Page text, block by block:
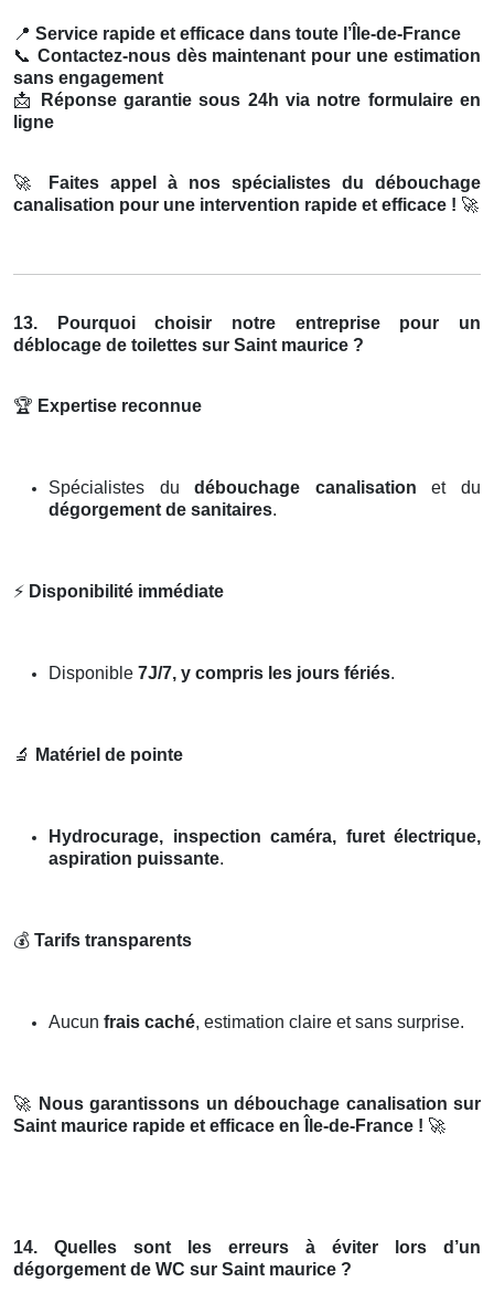
📍 Service rapide et efficace dans toute l’Île-de-France
📞 Contactez-nous dès maintenant pour une estimation
sans engagement
📩
Réponse garantie sous 24h via notre formulaire en
ligne
🚀
Faites appel à nos spécialistes du débouchage
canalisation pour une intervention rapide et efficace ! 🚀
13. Pourquoi choisir notre entreprise pour un
déblocage de toilettes sur Saint maurice ?
🏆 Expertise reconnue
Spécialistes dudébouchage canalisation et du
dégorgement de sanitaires.
⚡ Disponibilité immédiate
Disponible 7J/7, y compris les jours fériés.
🔬 Matériel de pointe
Hydrocurage, inspection caméra, furet électrique,
aspiration puissante.
💰 Tarifs transparents
Aucun frais caché, estimation claire et sans surprise.
🚀 Nous garantissons un débouchage canalisation sur
Saint maurice rapide et efficace en Île-de-France ! 🚀
14. Quelles sont les erreurs à éviter lors d’un
dégorgement de WC sur Saint maurice ?